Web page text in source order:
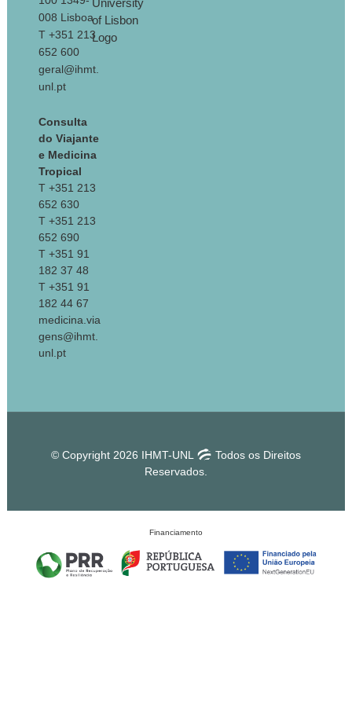
008 Lisboa
T +351 213
652 600
geral@ihmt.
unl.pt
Consulta
do Viajante
e Medicina
Tropical
T +351 213
652 630
T +351 213
652 690
T +351 91
182 37 48
T +351 91
182 44 67
medicina.via
gens@ihmt.
unl.pt
© Copyright 2026 IHMT-UNL
Todos os Direitos
Reservados.
Financiamento